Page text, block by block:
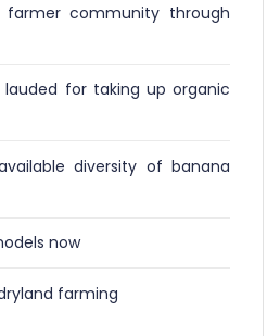
farmer community through
for taking up organic
diversity of banana
now
farming